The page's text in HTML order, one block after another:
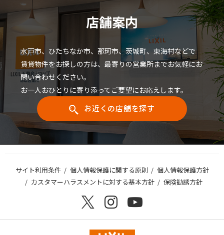
店舗案内
水戸市、ひたちなか市、那珂市、茨城町、東海村などで
賃貸物件をお探しの方は、最寄りの営業所までお気軽にお
問い合わせください。
お一人おひとりに寄り添ってご要望にお応えします。
お近くの店舗を探す
サイト利用条件 個人情報保護に関する原則
個人情報保護方針
カスタマーハラスメントに対する基本方針
保険勧誘方針